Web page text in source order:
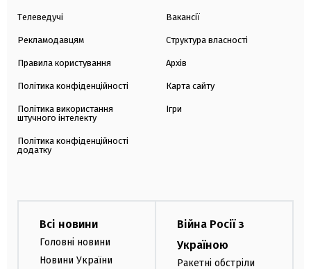
Телеведучі
Рекламодавцям
Правила користування
Політика конфіденційності
Політика використання
штучного інтелекту
Політика конфіденційності
додатку
Вакансії
Структура власності
Архів
Карта сайту
Ігри
Всі новини
Головні новини
Новини України
Війна Росії з
Україною
Ракетні обстріли